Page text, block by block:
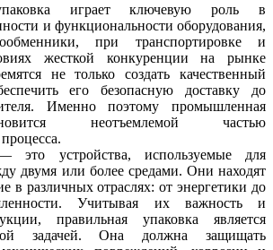
играет ключевую роль в
и функциональности оборудования,
при транспортировке и
жесткой конкуренции на рынке
не только создать качественный
его безопасную доставку до
Именно поэтому промышленная
неотъемлемой частью
это устройства, используемые для
двумя или более средами. Они находят
в различных отраслях: от энергетики до
Учитывая их важность и
правильная упаковка является
задачей. Она должна защищать